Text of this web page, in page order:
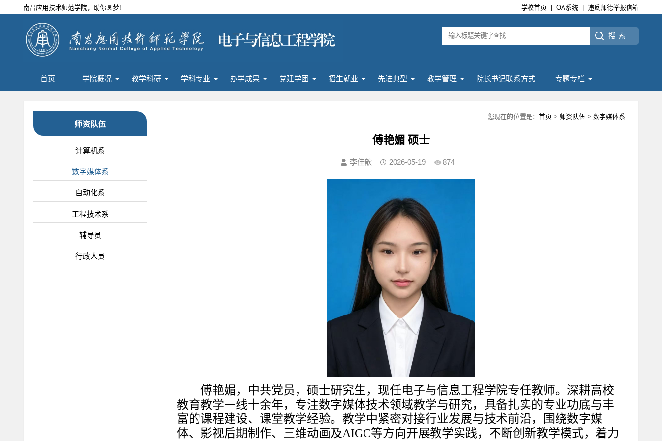
南昌应用技术师范学院，助你圆梦! 学校首页 OA系统 违反师德举报信箱
首页 学院概况 教学科研 学科专业 办学成果 党建学团 招生就业 先进典型 教学管理 院长书记联系方式 专题专栏
师资队伍
计算机系
数字媒体系
自动化系
工程技术系
辅导员
行政人员
您现在的位置是： 首页 > 师资队伍 > 数字媒体系
傅艳媚 硕士
李佳歆 2026-05-19 874
傅艳媚，中共党员，硕士研究生，现任电子与信息工程学院专任教师。深耕高校
教育教学一线十余年，专注数字媒体技术领域教学与研究，具备扎实的专业功底与丰
富的课程建设、课堂教学经验。教学中紧密对接行业发展与技术前沿，围绕数字媒
体、影视后期制作、三维动画及AIGC等方向开展教学实践，不断创新教学模式，着力